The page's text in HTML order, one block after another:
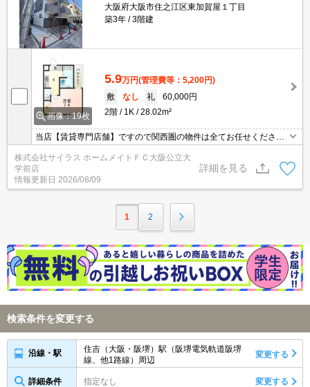
大阪府大阪市住之江区東加賀屋１丁目
築3年
3階建
画像：19枚
5.9万円(管理費等：5,200円)
敷
なし 礼
60,000円
2階
1K 28.02m²
当店【賃貸専門店舗】ですので関西圏の物件は全てお任せくださ
い！どこにある物件でも当店までお気軽にお問い合わせくださいま
せ♪初期費用がご心配な方はクレジット決済が可能ですので安心して
お部屋探し頂けます。
株式会社サイラス ホームメイトＦＣ大阪公立大
学前店
情報更新日 2026/08/09
詳細を見る
1 2
検索条件を変更する
沿線・駅
住吉（大阪・阪堺）駅（阪堺電気軌道阪堺
線、他1路線）周辺
変更する
詳細条件 指定なし 変更する